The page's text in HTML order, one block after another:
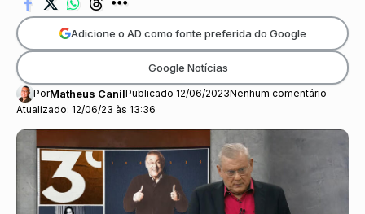
Atualizado: 12/06/23 às 13:36
PorMatheus CanilPublicado 12/06/2023Nenhum comentário
Adicione o AD como fonte preferida do Google
Google Notícias